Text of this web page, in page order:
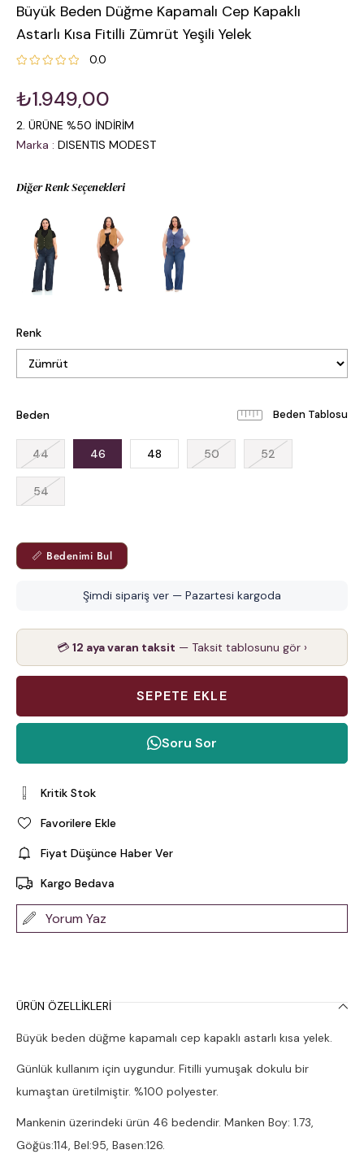
Büyük Beden Düğme Kapamalı Cep Kapaklı
Astarlı Kısa Fitilli Zümrüt Yeşili Yelek
0.0
₺1.949,00
2. ÜRÜNE %50 İNDİRİM
Marka : DISENTIS MODEST
Diğer Renk Seçenekleri
Renk
Beden Beden Tablosu
44 46 48 50 52
54
📏 Bedenimi Bul
Şimdi sipariş ver — Pazartesi kargoda
💳 12 aya varan taksit — Taksit tablosunu gör ›
Soru Sor
Kritik Stok
Favorilere Ekle
Fiyat Düşünce Haber Ver
Kargo Bedava
Yorum Yaz
ÜRÜN ÖZELLIKLERI
Büyük beden düğme kapamalı cep kapaklı astarlı kısa yelek.
Günlük kullanım için uygundur. Fitilli yumuşak dokulu bir
kumaştan üretilmiştir. %100 polyester.
Mankenin üzerindeki ürün 46 bedendir. Manken Boy: 1.73,
Göğüs:114, Bel:95, Basen:126.